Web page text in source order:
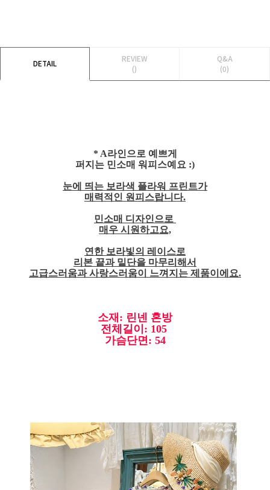
DETAIL
REVIEW
()
Q&A
(0)
* A라인으로 예쁘게
퍼지는 민소매 워피스예요 :)
눈에 띄는 보라색 플라워 프린트가
매력적인 원피스랍니다.
민소매 디자인으로
매우 시원하고요,
연한 보라빛의 레이스로
리본 끝과 밑단을 마무리해서
고급스러움과 사랑스러움이 느껴지는 제품이에요.
소재: 린넨 혼방
전체길이: 105
가슴단면: 54